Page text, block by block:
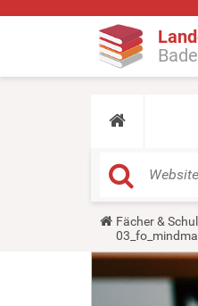
Y
u
a
r
Fächer &